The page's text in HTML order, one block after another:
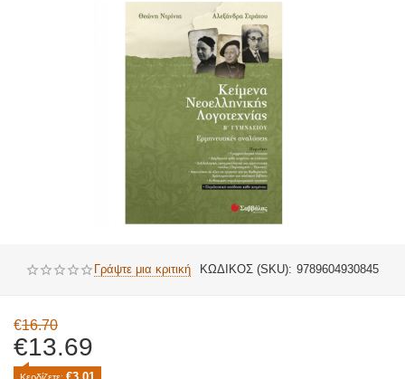
Γράψτε μια κριτική ΚΩΔΙΚΟΣ (SKU): 9789604930845
€16.70
€13.69